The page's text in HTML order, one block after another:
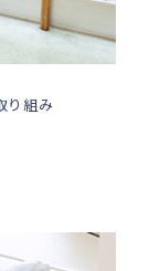
り組み